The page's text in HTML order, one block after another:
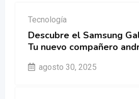
Tecnología
Descubre el Samsung
Tu nuevo compañero
agosto 30, 2025